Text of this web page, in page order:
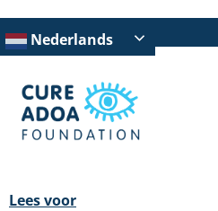
Nederlands
Lees voor